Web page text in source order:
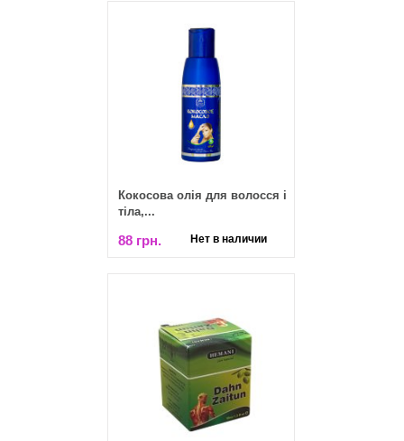
​Кокосова олія для волосся і
тіла,...
88 грн. Нет в наличии